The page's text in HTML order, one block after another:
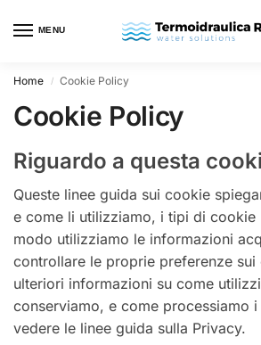
MENU
Home / Cookie Policy
Cookie Policy
Riguardo a questa
Queste linee guida sui cookie
e come li utilizziamo, i tipi di cookie
modo utilizziamo le informazioni
controllare le proprie preferenze sui
ulteriori informazioni su come
conserviamo, e come processiamo
vedere le linee guida sulla Privacy.